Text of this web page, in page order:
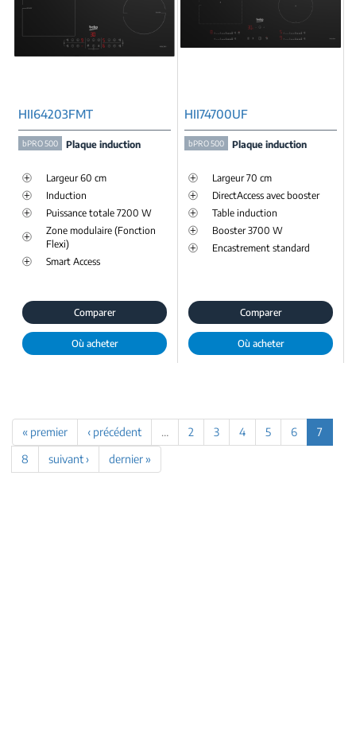
HII64203FMT
bPRO 500 Plaque induction
Largeur 60 cm
Induction
Puissance totale 7200 W
Zone modulaire (Fonction
Flexi)
Smart Access
Comparer
Où acheter
HII74700UF
bPRO 500 Plaque induction
Largeur 70 cm
DirectAccess avec booster
Table induction
Booster 3700 W
Encastrement standard
Comparer
Où acheter
« premier ‹ précédent … 2 3 4 5 6
7
8
suivant › dernier »